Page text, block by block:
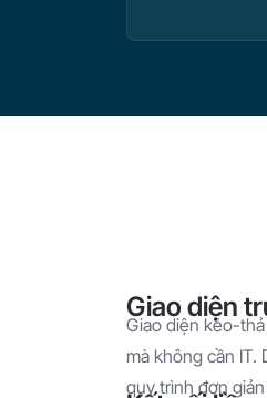
Giao diện
Giao diện kéo-
mà không cần IT.
quy trình đơn